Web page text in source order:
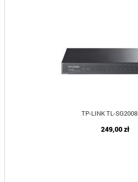
TP-LINK TL-SG2008
249,00 zł